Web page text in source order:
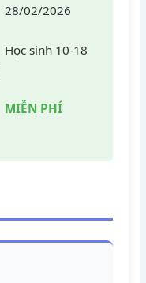
28/02/2026
Học sinh 10-18
MIỄN PHÍ